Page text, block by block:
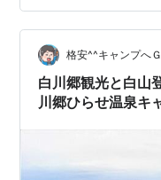
に入ろう！ 初めての
らのお土産で夕食を
乗鞍御来光バスに乗
強風と霧の中カレー
格安^^キャンプへ
白川郷観光と白山
川郷ひらせ温泉キ